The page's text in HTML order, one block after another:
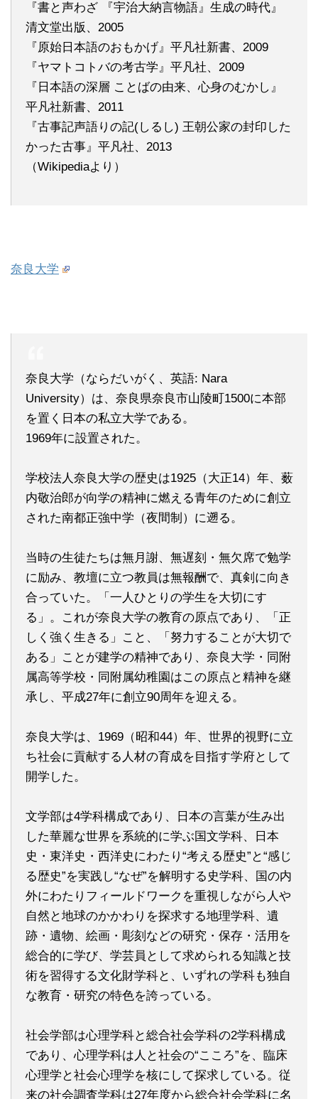
『書と声わざ 『宇治大納言物語』生成の時代』
清文堂出版、2005
『原始日本語のおもかげ』平凡社新書、2009
『ヤマトコトバの考古学』平凡社、2009
『日本語の深層 ことばの由来、心身のむかし』
平凡社新書、2011
『古事記声語りの記(しるし) 王朝公家の封印した
かった古事』平凡社、2013
（Wikipediaより）
奈良大学
奈良大学（ならだいがく、英語: Nara
University）は、奈良県奈良市山陵町1500に本部
を置く日本の私立大学である。
1969年に設置された。
学校法人奈良大学の歴史は1925（大正14）年、薮
内敬治郎が向学の精神に燃える青年のために創立
された南都正強中学（夜間制）に遡る。
当時の生徒たちは無月謝、無遅刻・無欠席で勉学
に励み、教壇に立つ教員は無報酬で、真剣に向き
合っていた。「一人ひとりの学生を大切にす
る」。これが奈良大学の教育の原点であり、「正
しく強く生きる」こと、「努力することが大切で
ある」ことが建学の精神であり、奈良大学・同附
属高等学校・同附属幼稚園はこの原点と精神を継
承し、平成27年に創立90周年を迎える。
奈良大学は、1969（昭和44）年、世界的視野に立
ち社会に貢献する人材の育成を目指す学府として
開学した。
文学部は4学科構成であり、日本の言葉が生み出
した華麗な世界を系統的に学ぶ国文学科、日本
史・東洋史・西洋史にわたり“考える歴史”と“感じ
る歴史”を実践し“なぜ”を解明する史学科、国の内
外にわたりフィールドワークを重視しながら人や
自然と地球のかかわりを探求する地理学科、遺
跡・遺物、絵画・彫刻などの研究・保存・活用を
総合的に学び、学芸員として求められる知識と技
術を習得する文化財学科と、いずれの学科も独自
な教育・研究の特色を誇っている。
社会学部は心理学科と総合社会学科の2学科構成
であり、心理学科は人と社会の“こころ”を、臨床
心理学と社会心理学を核にして探求している。従
来の社会調査学科は27年度から総合社会学科に名